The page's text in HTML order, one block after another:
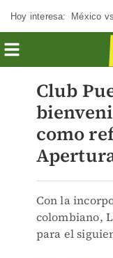
Hoy interesa: México
Club
como
Con la
colombiano,
para el